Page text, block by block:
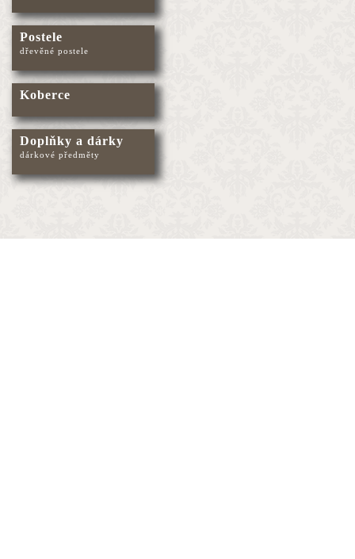
Postele
dřevěné postele
Koberce
Doplňky a dárky
dárkové předměty